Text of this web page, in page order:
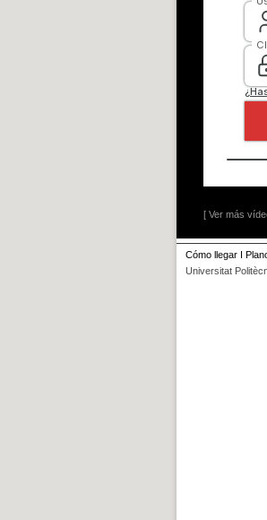
[ Ver más
Cómo llegar I
Universitat